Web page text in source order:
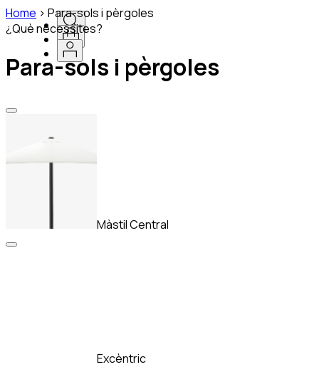
Home > Para-sols i pèrgoles
¿Què necessites?
Para-sols i pèrgoles
Màstil Central
Excèntric